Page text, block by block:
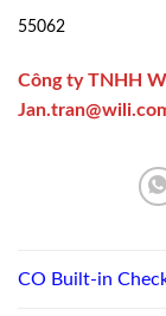
55062
Công ty TNHH
CO Built-in